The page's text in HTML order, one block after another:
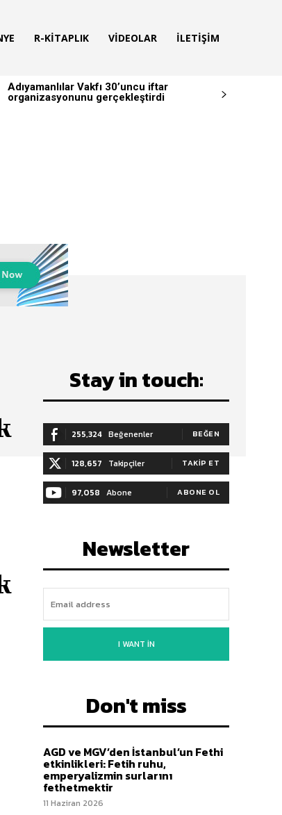
R-KITAPLIK VIDEOLAR İLETIŞIM
Adıyamanlılar Vakfı 30’uncu iftar
organizasyonunu gerçekleştirdi
Stay in touch:
255,324 Beğenenler BEĞEN
128,657 Takipçiler TAKIP ET
97,058 Abone ABONE OL
Newsletter
I WANT IN
Don't miss
AGD ve MGV’den İstanbul’un Fethi
etkinlikleri: Fetih ruhu,
emperyalizmin surlarını
fethetmektir
11 Haziran 2026